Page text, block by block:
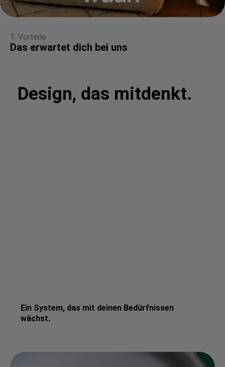
1. Vorteile
Das erwartet dich bei uns
Design, das mitdenkt.
Ein System, das mit deinen Bedürfnissen
wächst.